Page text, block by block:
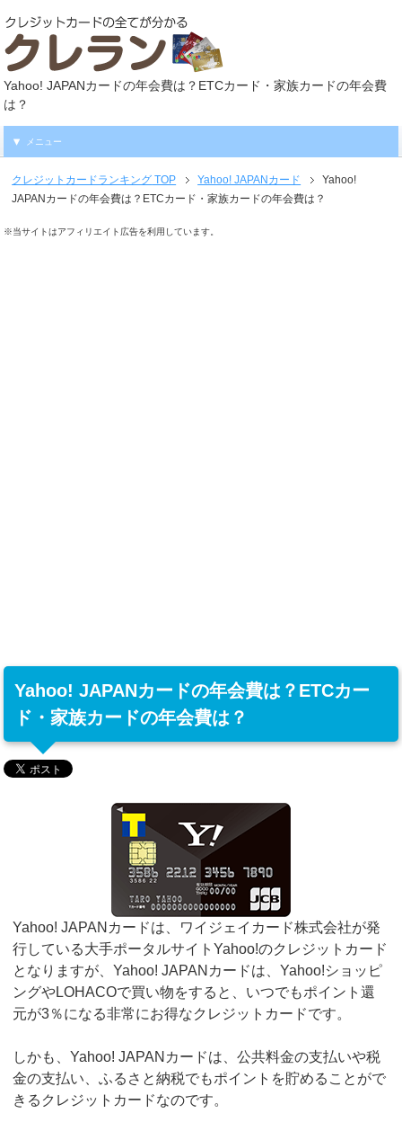
Yahoo! JAPANカードの年会費は？ETCカード・家族カードの年会費
は？
メニュー
クレジットカードランキング TOP Yahoo! JAPANカード
Yahoo!
JAPANカードの年会費は？ETCカード・家族カードの年会費は？
※当サイトはアフィリエイト広告を利用しています。
Yahoo! JAPANカードの年会費は？ETCカー
ド・家族カードの年会費は？
Yahoo! JAPANカードは、ワイジェイカード株式会社が発
行している大手ポータルサイトYahoo!のクレジットカード
となりますが、Yahoo! JAPANカードは、Yahoo!ショッピ
ングやLOHACOで買い物をすると、いつでもポイント還
元が3％になる非常にお得なクレジットカードです。
しかも、Yahoo! JAPANカードは、公共料金の支払いや税
金の支払い、ふるさと納税でもポイントを貯めることがで
きるクレジットカードなのです。